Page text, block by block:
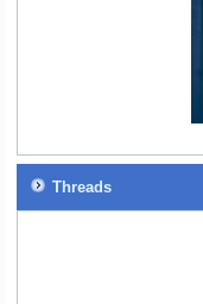
Threads